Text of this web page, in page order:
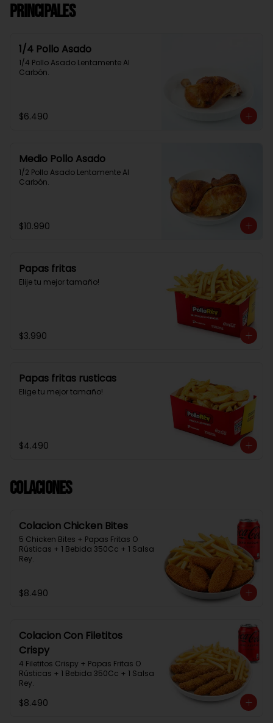
Principales
1/4 Pollo Asado
1/4 Pollo Asado Lentamente Al
Carbón.
$6.490
Medio Pollo Asado
1/2 Pollo Asado Lentamente Al
Carbón.
$10.990
Papas fritas
Elije tu mejor tamaño!
$3.990
Papas fritas rusticas
Elige tu mejor tamaño!
$4.490
Colaciones
Colacion Chicken Bites
5 Chicken Bites + Papas Fritas O
Rústicas + 1 Bebida 350Cc + 1 Salsa
Rey.
$8.490
Colacion Con Filetitos
Crispy
4 Filetitos Crispy + Papas Fritas O
Rústicas + 1 Bebida 350Cc + 1 Salsa
Rey.
$8.490